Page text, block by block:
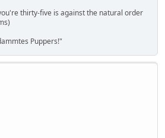
thirty-five is against the natural order
Puppers!"